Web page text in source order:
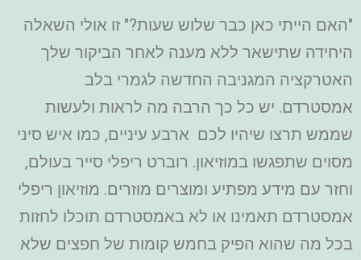
"האם הייתי כאן כבר שלוש שעות?" זו אולי השאלה
היחידה שתישאר ללא מענה לאחר הביקור שלך
האטרקציה המגניבה החדשה לגמרי בלב
אמסטרדם. יש כל כך הרבה מה לראות ולעשות
שממש תרצו שיהיו לכם ארבע עיניים, כמו איש סיני
מסוים שתפגשו במוזיאון. רוברט ריפלי סייר בעולם,
וחזר עם מידע מפתיע ומוצרים מוזרים. מוזיאון ריפלי
אמסטרדם תאמינו או לא באמסטרדם תוכלו לחזות
בכל מה שהוא הפיק בחמש קומות של חפצים שלא